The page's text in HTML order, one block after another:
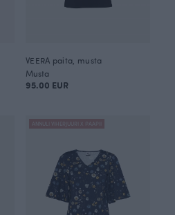
VEERA paita, musta
Musta
95.00 EUR
ANNULI VIHERJUURI X PAAPII